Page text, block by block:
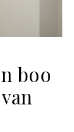
boo